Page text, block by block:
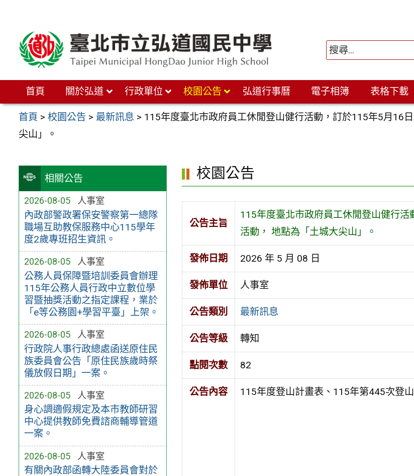
首頁 關於弘道 行政單位 校園公告 弘道行事曆 電子相簿 表格下載
首頁 >校園公告 > 最新訊息 > 115年度臺北市政府員工休閒登山健行活動，訂於115年5月16
尖山」。
相關公告
2026-08-05 人事室
內政部警政署保安警察第一總隊
職場互助教保服務中心115學年
度2歲專班招生資訊。
2026-08-05 人事室
公務人員保障暨培訓委員會辦理
115年公務人員行政中立數位學
習暨抽獎活動之指定課程，業於
「e等公務園+學習平臺」上架。
2026-08-05 人事室
行政院人事行政總處函送原住民
族委員會公告「原住民族歲時祭
儀放假日期」一案。
2026-08-05 人事室
身心調適假規定及本市教師研習
中心提供教師免費諮商輔導管道
一案。
2026-08-05 人事室
有關內政部函轉大陸委員會對於
校園公告
公告主旨
115年度臺北市政府員工休閒登山健行
活動， 地點為「土城大尖山」。
發佈日期 2026 年 5 月 08 日
發佈單位 人事室
公告類別 最新訊息
公告等級 轉知
點閱次數 82
公告內容 115年度登山計畫表、115年第445次登